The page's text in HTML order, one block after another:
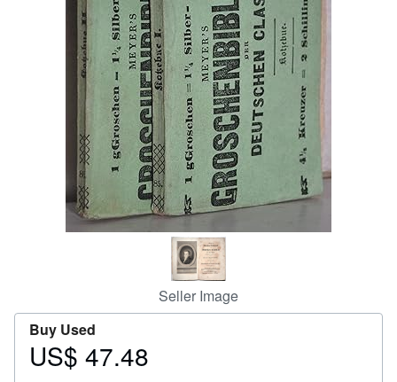
CLOSE
Seller Image
Buy Used
Price
US$ 47.48